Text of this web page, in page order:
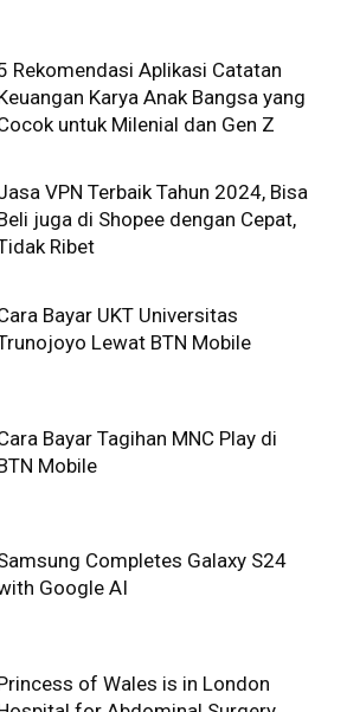
Rekomendasi Aplikasi Catatan
Karya Anak Bangsa yang
untuk Milenial dan Gen Z
VPN Terbaik Tahun 2024, Bisa
juga di Shopee dengan Cepat,
Ribet
Bayar UKT Universitas
Lewat BTN Mobile
Bayar Tagihan MNC Play di
Mobile
Completes Galaxy S24
Google AI
of Wales is in London